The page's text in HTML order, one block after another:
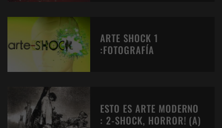
ARTE SHOCK 1
:FOTOGRAFÍA
ESTO ES ARTE MODERNO
: 2-SHOCK, HORROR! (A)